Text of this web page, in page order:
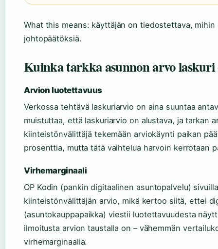
What this means: käyttäjän on tiedostettava,
johtopäätöksiä.
Kuinka tarkka asunnon arvo laskuri
Arvion luotettavuus
Verkossa tehtävä laskuriarvio on aina suuntaa
muistuttaa, että laskuriarvio on alustava, ja tarkan
kiinteistönvälittäjä tekemään arviokäynti paikan
prosenttia, mutta tätä vaihtelua harvoin kerrotaan
Virhemarginaali
OP Kodin (pankin digitaalinen asuntopalvelu)
kiinteistönvälittäjän arvio, mikä kertoo siitä, ettei
(asuntokauppapaikka) viestii luotettavuudesta
ilmoitusta arvion taustalla on – vähemmän
virhemarginaalia.